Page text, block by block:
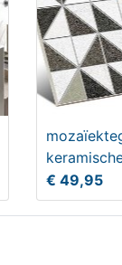
vloertegels -
Mustard
20x20
€ 49,95